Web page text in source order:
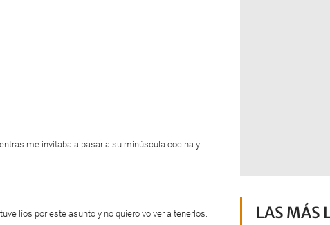
me invitaba a pasar a su minúscula cocina y
líos por este asunto y no quiero volver a tenerlos.
LAS MÁS